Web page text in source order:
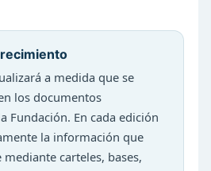
a medida que se
los documentos
Fundación. En cada edición
la información que
carteles, bases,